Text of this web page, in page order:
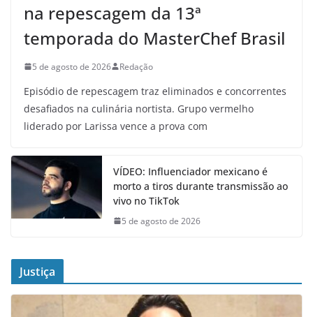
na repescagem da 13ª
temporada do MasterChef Brasil
5 de agosto de 2026 Redação
Episódio de repescagem traz eliminados e concorrentes
desafiados na culinária nortista. Grupo vermelho
liderado por Larissa vence a prova com
VÍDEO: Influenciador mexicano é
morto a tiros durante transmissão ao
vivo no TikTok
5 de agosto de 2026
Justiça